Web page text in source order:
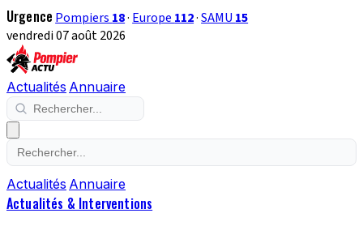
Urgence Pompiers 18· Europe 112·SAMU 15
vendredi 07 août 2026
Actualités Annuaire
Actualités Annuaire
Actualités & Interventions